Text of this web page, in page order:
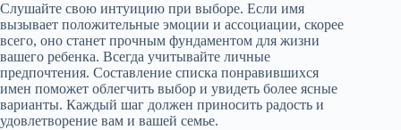
Слушайте свою интуицию при выборе. Если имя
вызывает положительные эмоции и ассоциации, скорее
всего, оно станет прочным фундаментом для жизни
вашего ребенка. Всегда учитывайте личные
предпочтения. Составление списка понравившихся
имен поможет облегчить выбор и увидеть более ясные
варианты. Каждый шаг должен приносить радость и
удовлетворение вам и вашей семье.